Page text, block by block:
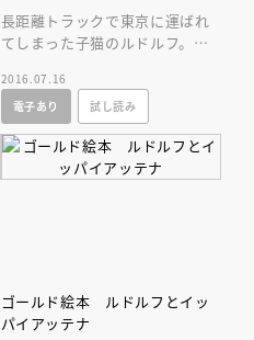
長距離トラックで東京に運ばれ
てしまった子猫のルドルフ。そ
アッテナ。のら猫たちの友情と
成長の物語。
2016.07.16
電子あり
試し読み
ゴールド絵本 ルドルフとイッ
パイアッテナ